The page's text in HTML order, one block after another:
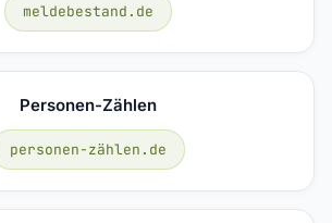
meldebestand.de
Personen-Zählen
personen-zählen.de